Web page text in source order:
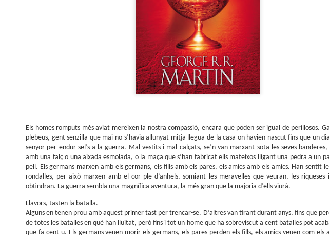
Els homes romputs més aviat mereixen la nostra compassió, encara que poden ser igual de perillosos.
plebeus, gent senzilla que mai no s’havia allunyat mitja llegua de la casa on havien nascut fins que un
senyor per endur-sel’s a la guerra. Mal vestits i mal calçats, se’n van marxant sota les seves
amb una falç o una aixada esmolada, o la maça que s’han fabricat ells mateixos lligant una pedra a un
pell. Els germans marxen amb els germans, els fills amb els pares, els amics amb els amics. Han sentit
rondalles, per això marxen amb el cor ple d’anhels, somiant les meravelles que veuran, les
obtindran. La guerra sembla una magnífica aventura, la més gran que la majoria d’ells viurà.
Llavors, tasten la batalla.
Alguns en tenen prou amb aquest primer tast per trencar-se. D’altres van tirant durant anys, fins que
de totes les batalles en què han lluitat, però fins i tot un home que ha sobreviscut a cent batalles pot
que fa cent u. Els germans veuen morir els germans, els pares perden els fills, els amics veuen com els
sobre com la societat contemporània ha transformat l’acte
dormir en un bé de consum o, pitjor encara, en un obstacle per
productivitat.